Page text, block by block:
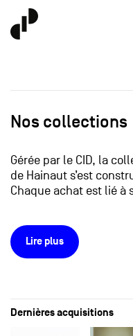
Nos collections
Gérée par le CID, la
de Hainaut s’est
Chaque achat est lié à
Lire plus
Dernières acquisitions